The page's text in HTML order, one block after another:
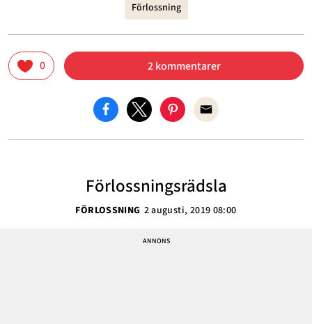
Förlossning
0 2 kommentarer
Förlossningsrädsla
FÖRLOSSNING 2 augusti, 2019 08:00